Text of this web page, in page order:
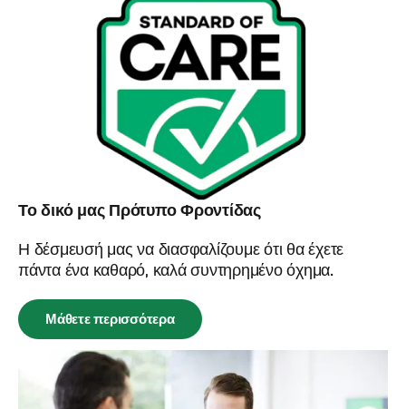
Το δικό μας Πρότυπο Φροντίδας
Η δέσμευσή μας να διασφαλίζουμε ότι θα έχετε
πάντα ένα καθαρό, καλά συντηρημένο όχημα.
Μάθετε περισσότερα